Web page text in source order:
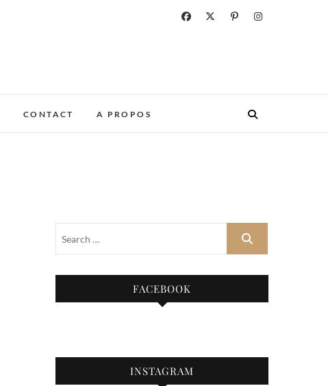
CONTACT A PROPOS
FACEBOOK
INSTAGRAM